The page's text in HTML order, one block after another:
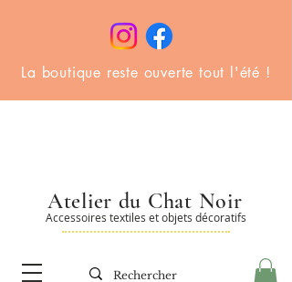
La boutique reste ouverte tout l'été !
Accessoires textiles et objets décoratifs
Atelier du Chat Noir